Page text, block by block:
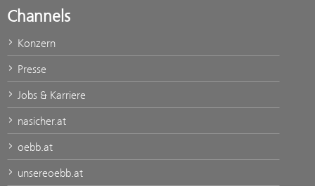
Channels
Konzern
Presse
Jobs & Karriere
nasicher.at
oebb.at
unsereoebb.at